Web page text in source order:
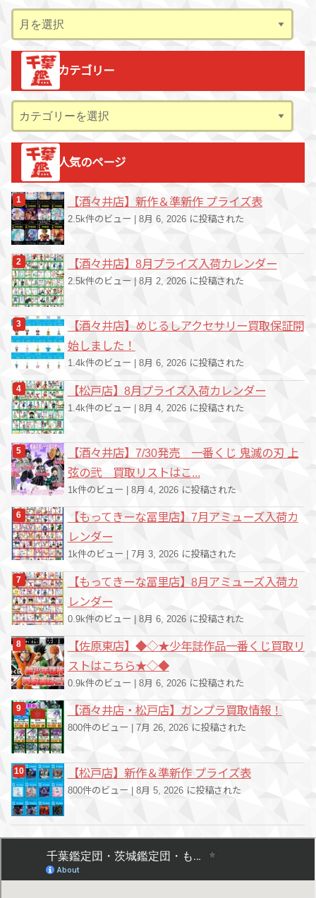
ー
カ
カテゴリー
テ
ゴ
人気のページ
【酒々井店】新作＆準新作 プライズ表
2.5k件のビュー | 8月 6, 2026 に投稿された
【酒々井店】8月プライズ入荷カレンダー
2.5k件のビュー 8月 2, 2026 に投稿された
【酒々井店】めじるしアクセサリー買取保証開
始しました！
1.4k件のビュー 8月 6, 2026 に投稿された
【松戸店】8月プライズ入荷カレンダー
1.4k件のビュー | 8月 4, 2026 に投稿された
【酒々井店】7/30発売 一番くじ 鬼滅の刃 上
弦の弐 買取リストはこ...
1k件のビュー 8月 4, 2026 に投稿された
【もってきーな冨里店】7月アミューズ入荷カ
レンダー
1k件のビュー 7月 3, 2026 に投稿された
【もってきーな冨里店】8月アミューズ入荷カ
レンダー
0.9k件のビュー | 8月 6, 2026 に投稿された
【佐原東店】◆◇★少年誌作品一番くじ買取リ
ストはこちら★◇◆
0.9k件のビュー 8月 6, 2026 に投稿された
【酒々井店・松戸店】ガンプラ買取情報！
800件のビュー 7月 26, 2026 に投稿された
【松戸店】新作＆準新作 プライズ表
800件のビュー 8月 5, 2026 に投稿された